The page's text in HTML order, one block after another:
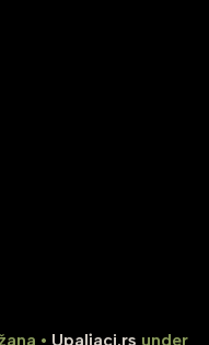
• Upaljaci.rs under